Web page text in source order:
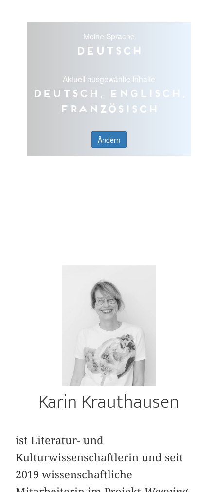
Meine Sprache
Deutsch
Aktuell ausgewählte Inhalte
Deutsch, Englisch,
Französisch
Ändern
Karin Krauthausen
ist Literatur- und
Kulturwissenschaftlerin und seit
2019 wissenschaftliche